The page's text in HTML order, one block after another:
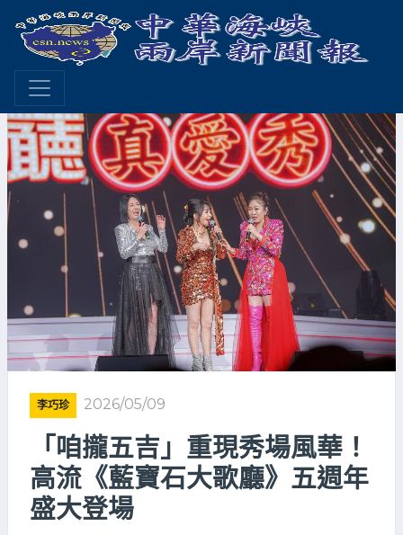
李巧珍 2026/05/09
「咱攏五吉」重現秀場風華！
高流《藍寶石大歌廳》五週年
盛大登場